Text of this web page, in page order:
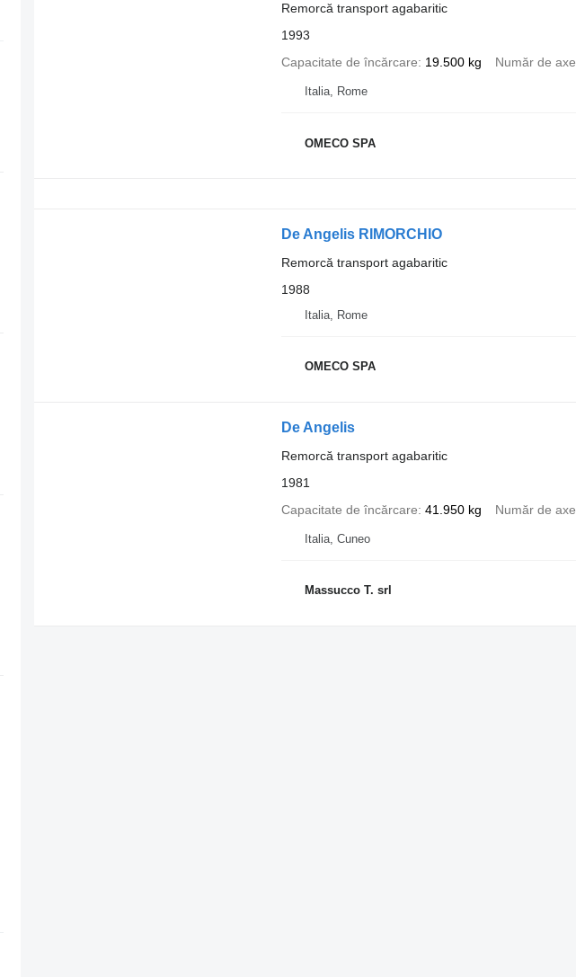
Remorcă transport agabaritic
1993
Capacitate de încărcare
19.500 kg Număr de axe
Italia, Rome
OMECO SPA
De Angelis RIMORCHIO
Remorcă transport agabaritic
1988
Italia, Rome
OMECO SPA
De Angelis
Remorcă transport agabaritic
1981
Capacitate de încărcare 41.950 kg Număr de axe
Italia, Cuneo
Massucco T. srl